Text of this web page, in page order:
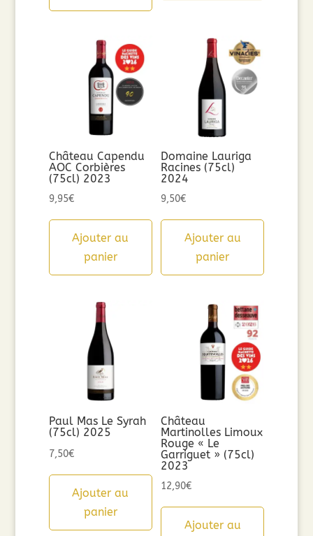
Château Capendu
AOC Corbières
(75cl) 2023
9,95€
Ajouter au
panier
Domaine Lauriga
Racines (75cl)
2024
9,50€
Ajouter au
panier
Paul Mas Le Syrah
(75cl) 2025
7,50€
Ajouter au
panier
Château
Martinolles Limoux
Rouge « Le
Garriguet » (75cl)
2023
12,90€
Ajouter au